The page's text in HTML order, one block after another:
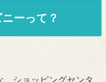
ーって？
ショッピングセンタ